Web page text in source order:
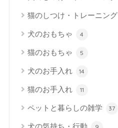
猫のしつけ・トレーニング
犬のおもちゃ 4
猫のおもちゃ 5
犬のお手入れ 14
猫のお手入れ 11
ペットと暮らしの雑学 37
犬の気持ち・行動